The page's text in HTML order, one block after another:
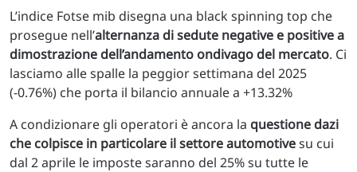
L’indice Fotse mib disegna una black spinning top che
prosegue nell’alternanza di sedute negative e positive a
dimostrazione dell’andamento ondivago del mercato. Ci
lasciamo alle spalle la peggior settimana del 2025
(-0.76%) che porta il bilancio annuale a +13.32%
A condizionare gli operatori è ancora la questione dazi
che colpisce in particolare il settore automotivesu cui
dal 2 aprile le imposte saranno del 25% su tutte le